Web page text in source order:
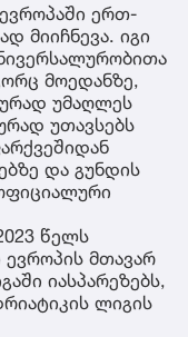
ერთ-
მიიჩნევა. იგი
მოედანზე,
უმაღლეს
უთავსებს
და გუნდის
წელს
მთავარ
იასპარეზებს,
ლიგის